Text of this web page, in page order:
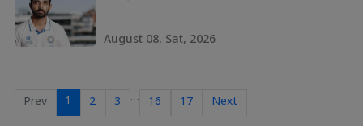
August 08, Sat, 2026
Prev 1 2 3 … 16 17 Next